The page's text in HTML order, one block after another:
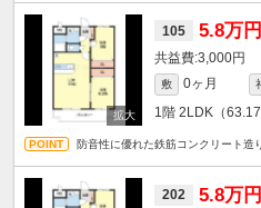
105 5.8万円
3,000円
敷 0ヶ月
1階 2LDK（
防音性に優れた鉄筋コンクリート造
202 5.8万円